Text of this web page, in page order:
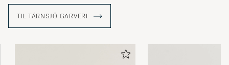
bliver gjort på Tärnsjös værksted af yderst kyndige
personer som har mange års erfaring, og sådan har det
været siden 1873.
Læs mere om Tärnsjö Garveri i vores reportage fra deres
TIL TÄRNSJÖ GARVERI